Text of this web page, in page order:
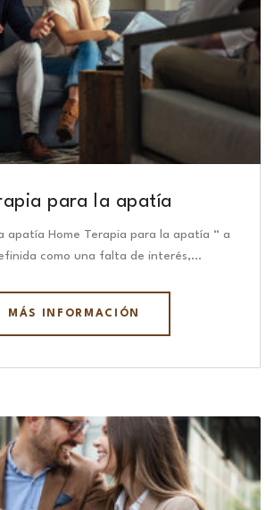
para la apatía
apatía Home Terapia para la apatía “ a
como una falta de interés,…
MÁS INFORMACIÓN